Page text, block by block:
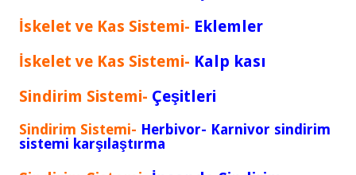
İskelet ve Kas Sistemi- Eklemler
İskelet ve Kas Sistemi- Kalp kası
Sindirim Sistemi- Çeşitleri
Sindirim Sistemi- Herbivor- Karnivor sindirim
sistemi karşılaştırma